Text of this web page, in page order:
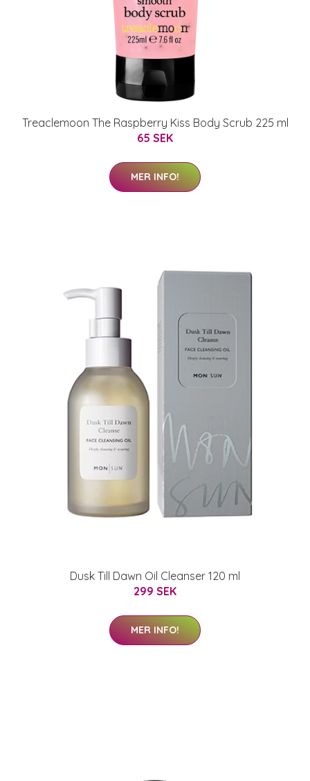
Treaclemoon The Raspberry Kiss Body Scrub 225 ml
65 SEK
MER INFO!
Dusk Till Dawn Oil Cleanser 120 ml
299 SEK
MER INFO!